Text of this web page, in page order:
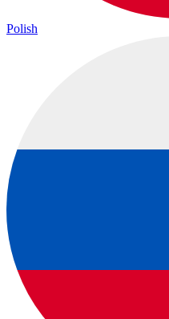
Polish